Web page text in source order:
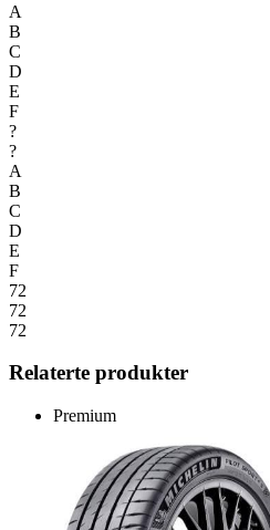
A
B
C
D
E
F
?
?
A
B
C
D
E
F
72
72
72
Relaterte produkter
Premium